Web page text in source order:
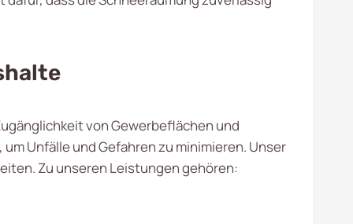
von Gewerbeflächen und
Unfälle und Gefahren zu minimieren. Unser
Zu unseren Leistungen gehören: